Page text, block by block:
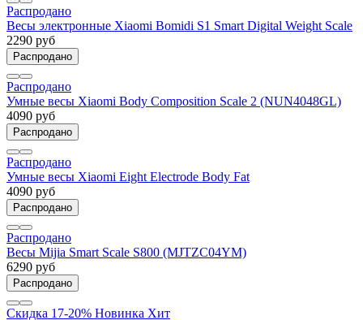
Распродано
Весы электронные Xiaomi Bomidi S1 Smart Digital Weight Scale
2290 руб
Распродано
Распродано
Умные весы Xiaomi Body Composition Scale 2 (NUN4048GL)
4090 руб
Распродано
Распродано
Умные весы Xiaomi Eight Electrode Body Fat
4090 руб
Распродано
Распродано
Весы Mijia Smart Scale S800 (MJTZC04YM)
6290 руб
Распродано
Скидка 17-20% Новинка Хит